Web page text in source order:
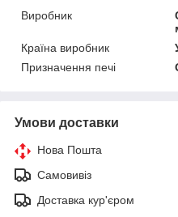
Виробник
Країна виробник
Призначення печі
Умови доставки
Нова Пошта
Самовивіз
Доставка кур'єром